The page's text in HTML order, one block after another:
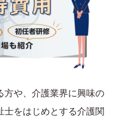
方や、介護業界に興味の
士をはじめとする介護関